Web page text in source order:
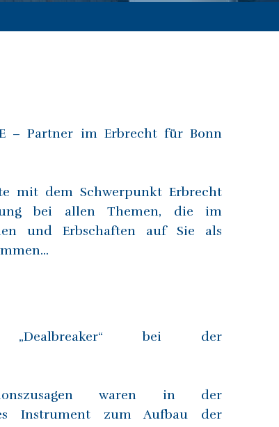
– Partner im Erbrecht für Bonn
mit dem Schwerpunkt Erbrecht
bei allen Themen, die im
und Erbschaften auf Sie als
„Dealbreaker“ bei der
waren in der
Instrument zum Aufbau der